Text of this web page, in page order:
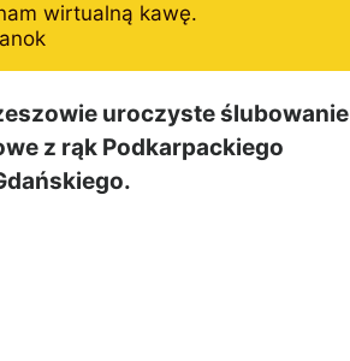
wirtualną kawę.
uroczyste ślubowanie
z rąk Podkarpackiego